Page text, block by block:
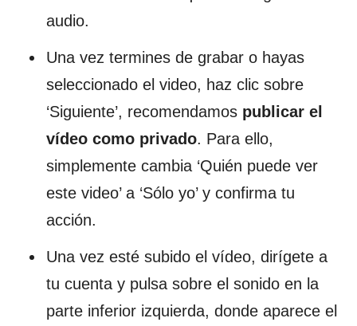
audio.
Una vez termines de grabar o hayas
seleccionado el video, haz clic sobre
‘Siguiente’, recomendamos publicar el
vídeo como privado. Para ello,
simplemente cambia ‘Quién puede ver
este video’ a ‘Sólo yo’ y confirma tu
acción.
Una vez esté subido el vídeo, dirígete a
tu cuenta y pulsa sobre el sonido en la
parte inferior izquierda, donde aparece el